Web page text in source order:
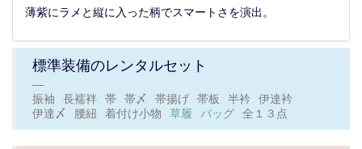
薄紫にラメと縦に入った柄でスマートさを演出。
標準装備のレンタルセット
振袖 長襦袢 帯 帯〆 帯揚げ 帯板 半衿
伊達衿
伊達〆
腰紐 着付け小物 草履 バッグ 全１３点